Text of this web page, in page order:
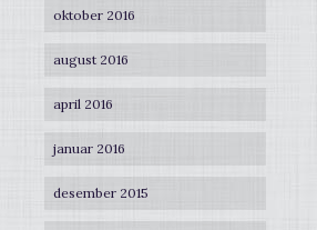
oktober 2016
august 2016
april 2016
januar 2016
desember 2015